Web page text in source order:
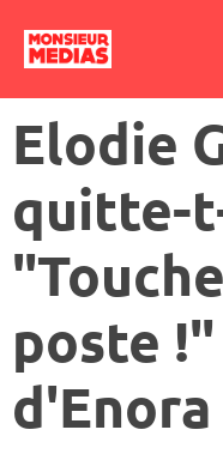
Elodie
quitte-
poste !"